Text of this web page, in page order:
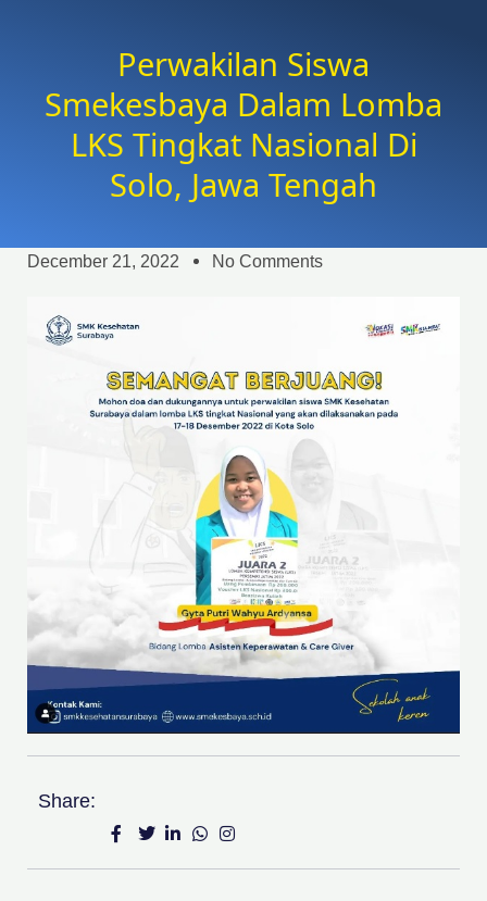
Perwakilan Siswa
Smekesbaya Dalam Lomba
LKS Tingkat Nasional Di
Solo, Jawa Tengah
December 21, 2022 No Comments
Share: